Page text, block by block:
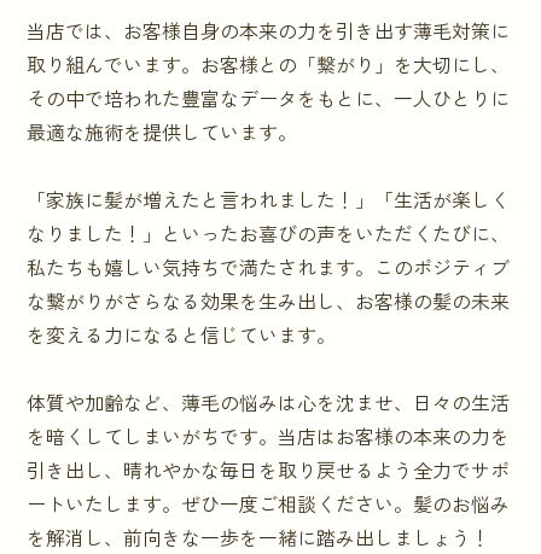
当店では、お客様自身の本来の力を引き出す薄毛対策に
取り組んでいます。お客様との「繋がり」を大切にし、
その中で培われた豊富なデータをもとに、一人ひとりに
最適な施術を提供しています。
「家族に髪が増えたと言われました！」「生活が楽しく
なりました！」といったお喜びの声をいただくたびに、
私たちも嬉しい気持ちで満たされます。このポジティブ
な繋がりがさらなる効果を生み出し、お客様の髪の未来
を変える力になると信じています。
体質や加齢など、薄毛の悩みは心を沈ませ、日々の生活
を暗くしてしまいがちです。当店はお客様の本来の力を
引き出し、晴れやかな毎日を取り戻せるよう全力でサポ
ートいたします。ぜひ一度ご相談ください。髪のお悩み
を解消し、前向きな一歩を一緒に踏み出しましょう！